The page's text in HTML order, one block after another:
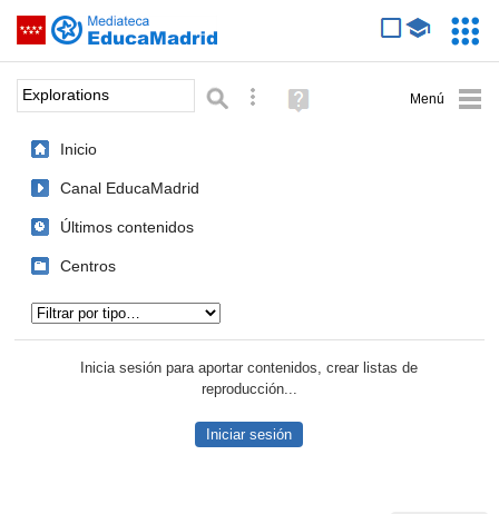
Saltar navegación
Palabra o frase: Búsqueda avanzada
Ayuda
(en
Inicio
Canal EducaMadrid
Últimos contenidos
Centros
Inicia sesión para aportar contenidos, crear listas de
reproducción...
Iniciar sesión